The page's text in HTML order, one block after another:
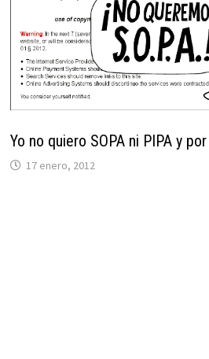
Yo no quiero SOPA ni PIPA y
17 enero, 2012